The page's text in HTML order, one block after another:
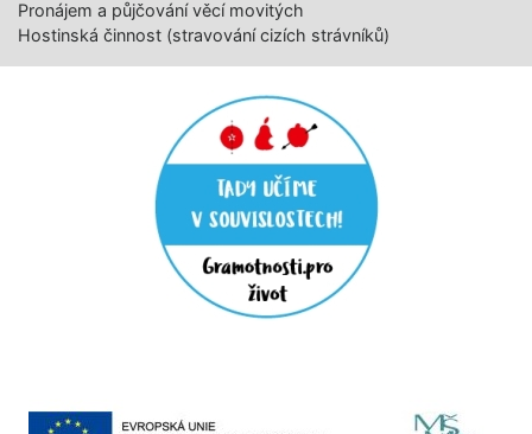
Pronájem a půjčování věcí movitých
Hostinská činnost (stravování cizích strávníků)